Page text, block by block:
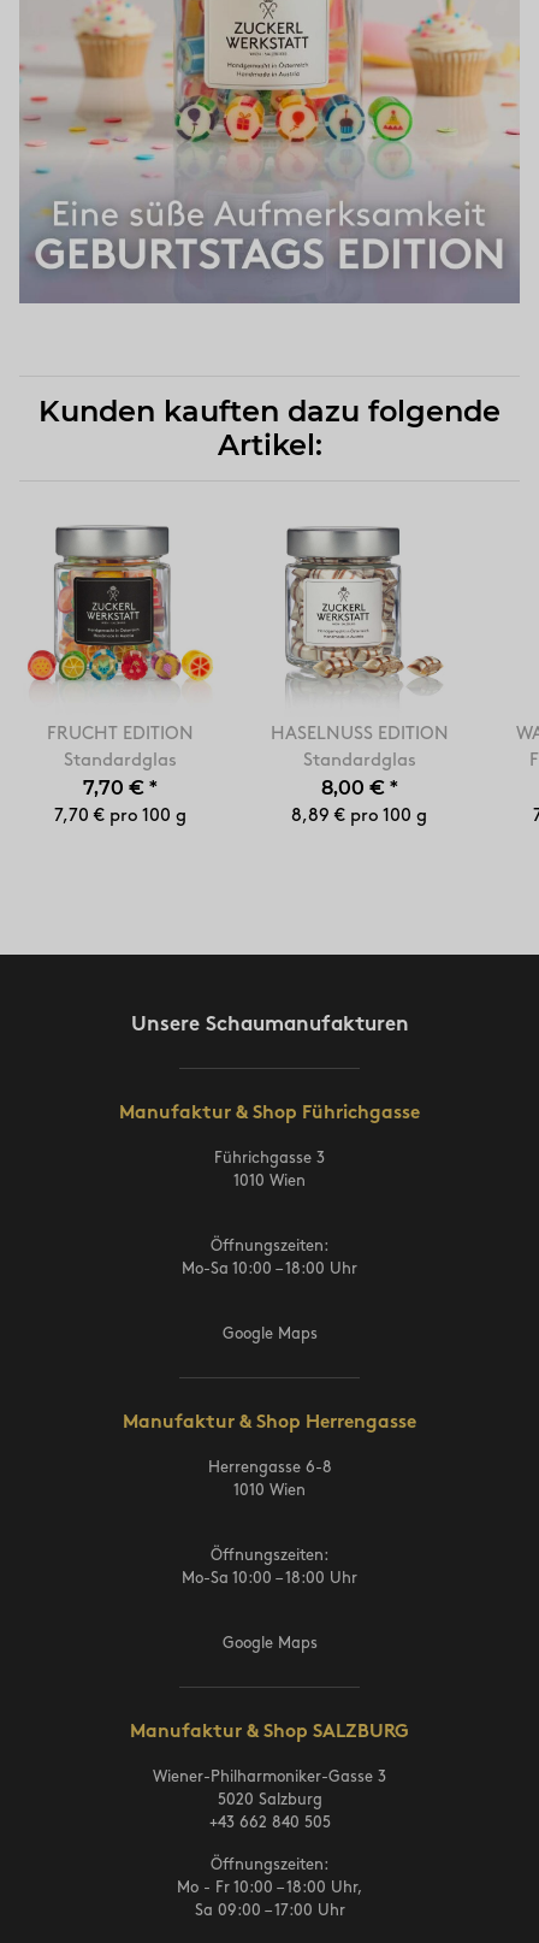
Kunden kauften dazu folgende
Artikel:
FRUCHT EDITION
Standardglas
7,70 € *
7,70 € pro 100 g
HASELNUSS EDITION
Standardglas
8,00 € *
8,89 € pro 100 g
Unsere Schaumanufakturen
Manufaktur & Shop Führichgasse
Führichgasse 3
1010 Wien
Öffnungszeiten:
Mo-Sa 10:00 – 18:00 Uhr
Google Maps
Manufaktur & Shop Herrengasse
Herrengasse 6-8
1010 Wien
Öffnungszeiten:
Mo-Sa 10:00 – 18:00 Uhr
Google Maps
Manufaktur & Shop SALZBURG
Wiener-Philharmoniker-Gasse 3
5020 Salzburg
+43 662 840 505
Öffnungszeiten:
Mo - Fr 10:00 – 18:00 Uhr,
Sa 09:00 – 17:00 Uhr